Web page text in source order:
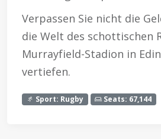
Verpassen Sie nicht die
die Welt des schottischen
Murrayfield-Stadion in
vertiefen.
Sport: Rugby Seats: 67,144